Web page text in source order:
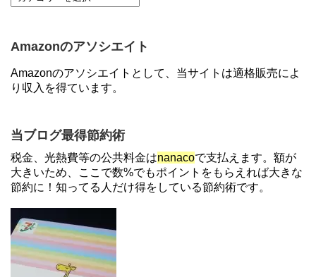
【7/21まで】エアウォレット(COIN+)で最大98,300
【2倍増量】PayPayカード、まるごとフラットリボ
登録と3回利用で10000ptがもらえるキャンペーン！
3/31まで
【解決】マリオットボンヴォイにログインできな
い、パスワード変更不可の原因はコレでした。
住信SBIネット銀行のデビットカードPoint＋で最大
2%還元！V NEOバンクデビットとどっちが良い？
【対象者限定】楽天ペイで決済すると最大300ポイ
ントキャンペーン！～6/1
Amazonのアソシエイト
Amazonのアソシエイトとして、当サイトは適格販売によ
り収入を得ています。
当ブログ最得節約術
税金、光熱費等の公共料金はnanacoで支払えます。額が
大きいため、ここで数%でもポイントをもらえれば大きな
節約に！知ってる人だけ得をしている節約術です。